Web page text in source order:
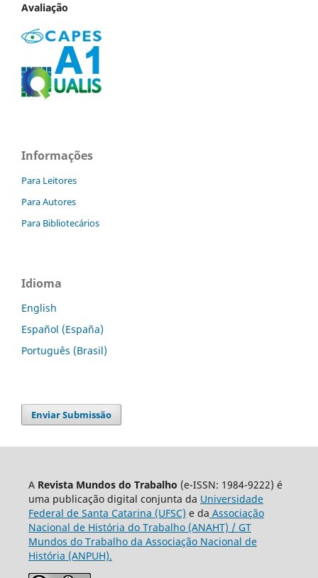
Avaliação
Informações
Para Leitores
Para Autores
Para Bibliotecários
Idioma
English
Español (España)
Português (Brasil)
Enviar Submissão
A Revista Mundos do Trabalho (e-ISSN: 1984-9222) é
uma publicação digital conjunta da Universidade
Federal de Santa Catarina (UFSC) e da Associação
Nacional de História do Trabalho (ANAHT) / GT
Mundos do Trabalho da Associação Nacional de
História (ANPUH).